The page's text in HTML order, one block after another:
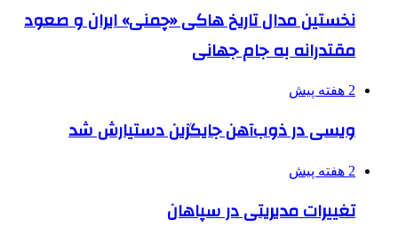
نخستین مدال تاریخ هاکی «چمنی» ایران و صعود
مقتدرانه به جام جهانی
2 هفته پیش
ویسی در ذوب‌آهن جایگزین دستیارش شد
2 هفته پیش
تغییرات مدیریتی در سپاهان